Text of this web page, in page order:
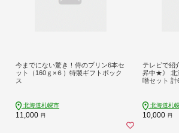
今までにない驚き！侍のプリン6本セ
ット（160ｇ×６）特製ギフトボック
ス
北海道札幌市
11,000 円
テレビで紹
昇中★》 北
噌セット 計
比べ 味噌味
地ラーメン
道 札幌市
北海道札
10,000 円